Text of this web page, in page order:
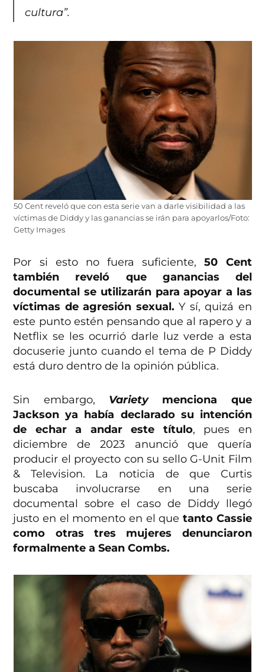
cultura”.
50 Cent reveló que con esta serie van a darle visibilidad a las
víctimas de Diddy y las ganancias se irán para apoyarlos/Foto:
Getty Images
Por si esto no fuera suficiente,50 Cent
también reveló que ganancias del
documental se utilizarán para apoyar a las
víctimas de agresión sexual. Y sí, quizá en
este punto estén pensando que al rapero y a
Netflix se les ocurrió darle luz verde a esta
docuserie junto cuando el tema de P Diddy
está duro dentro de la opinión pública.
Sin embargo, Varietymenciona que
Jackson ya había declarado su intención
de echar a andar este título, pues en
diciembre de 2023 anunció que quería
producir el proyecto con su sello G-Unit Film
& Television. La noticia de que Curtis
buscaba involucrarse en una serie
documental sobre el caso de Diddy llegó
justo en el momento en el que tanto Cassie
como otras tres mujeres denunciaron
formalmente a Sean Combs.